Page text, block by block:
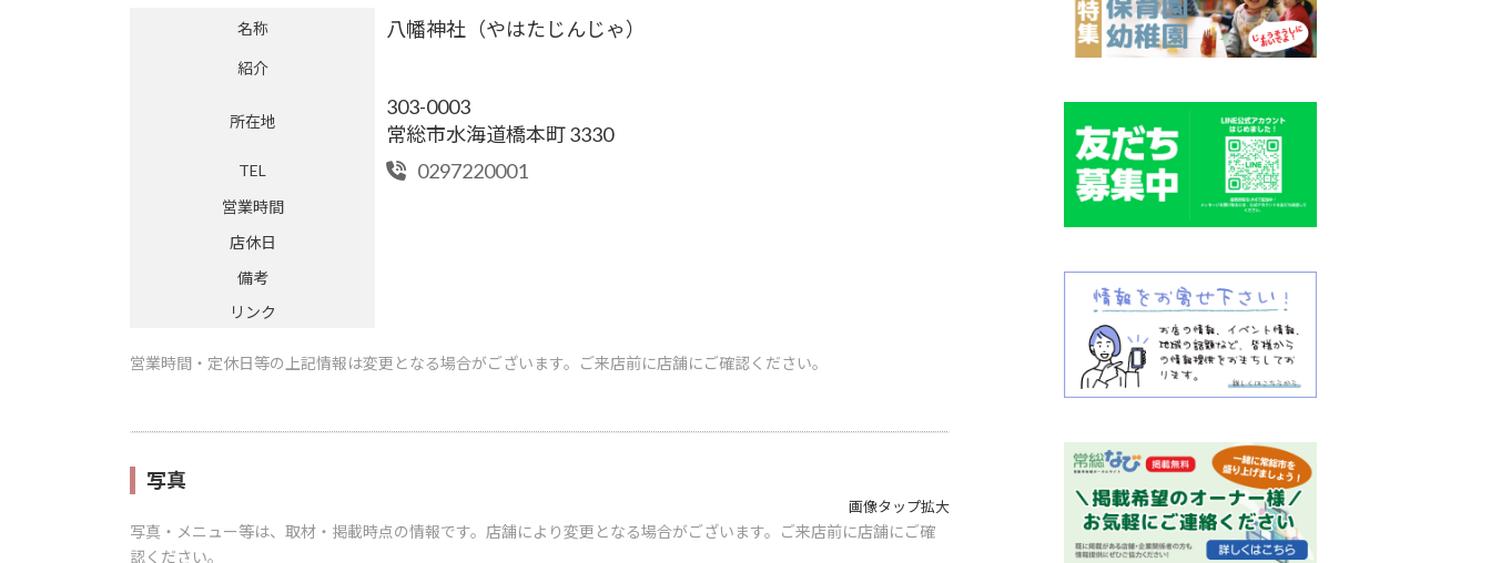
名称 八幡神社（やはたじんじゃ）
紹介
所在地
303-0003
常総市水海道橋本町 3330
TEL 0297220001
営業時間
店休日
備考
リンク
営業時間・定休日等の上記情報は変更となる場合がございます。ご来店前に店舗にご確認ください。
写真
画像タップ拡大
写真・メニュー等は、取材・掲載時点の情報です。店舗により変更となる場合がございます。ご来店前に店舗にご確
認ください。